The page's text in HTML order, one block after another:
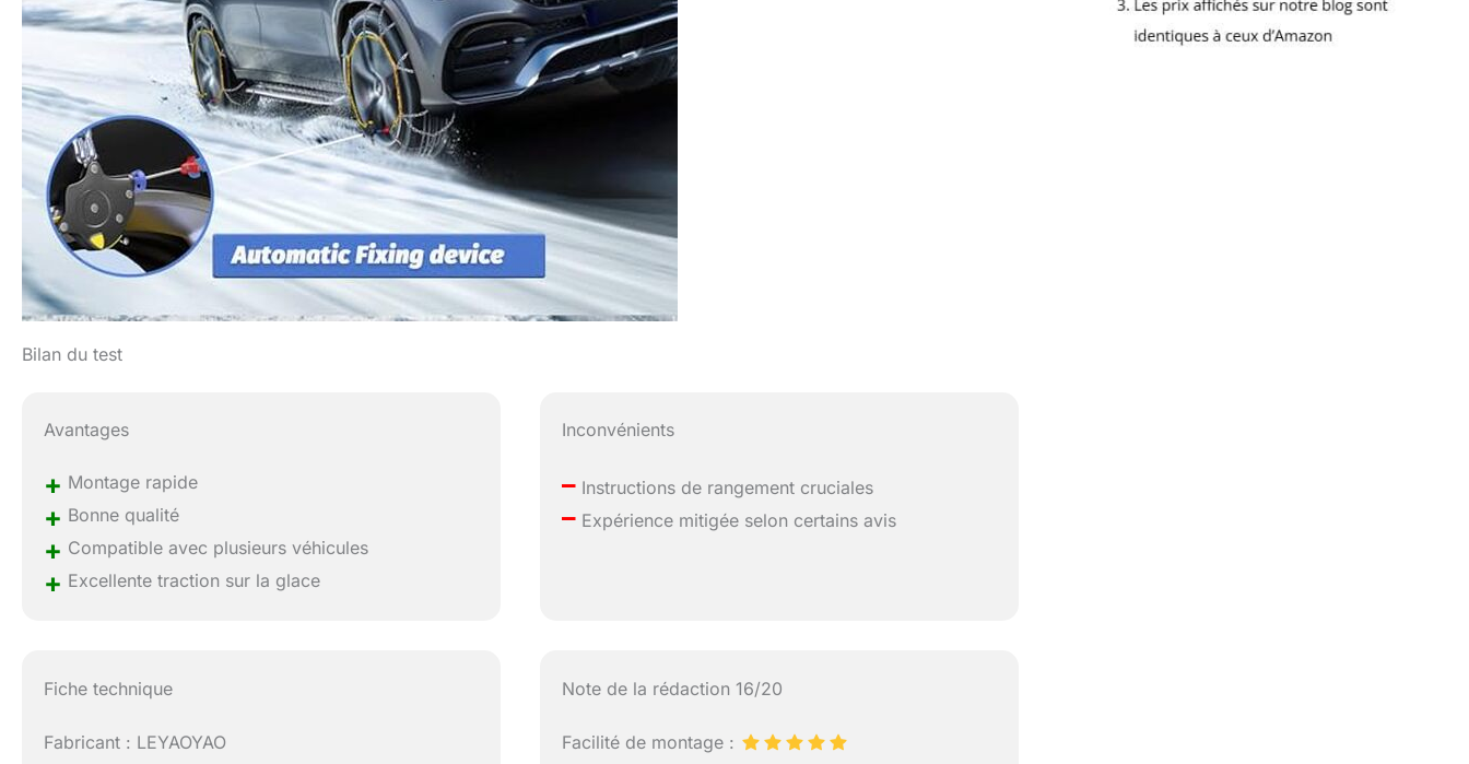
Bilan du test
Avantages
+ Montage rapide
+ Bonne qualité
+ Compatible avec plusieurs véhicules
+ Excellente traction sur la glace
Inconvénients
– Instructions de rangement cruciales
– Expérience mitigée selon certains avis
Fiche technique
Fabricant : LEYAOYAO
Note de la rédaction 16/20
Facilité de montage :